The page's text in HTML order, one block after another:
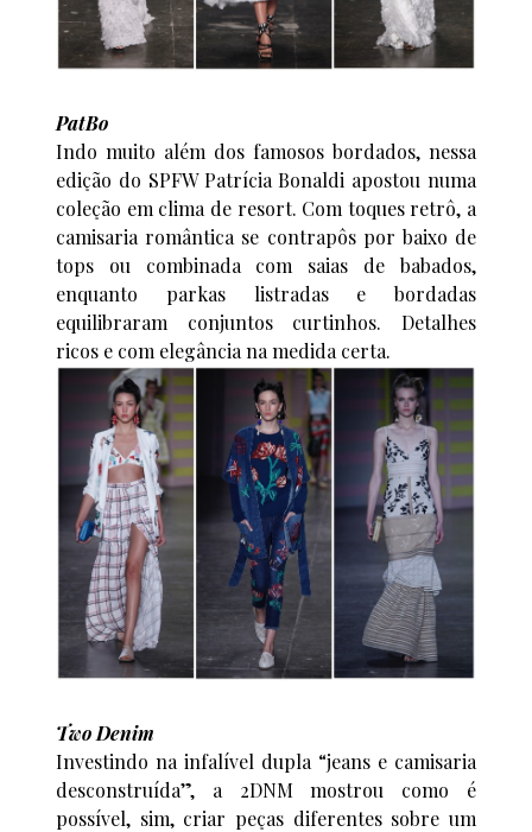
PatBo
Indo muito além dos famosos bordados, nessa
edição do SPFW Patrícia Bonaldi apostou numa
coleção em clima de resort. Com toques retrô, a
camisaria romântica se contrapôs por baixo de
tops ou combinada com saias de babados,
enquanto parkas listradas e bordadas
equilibraram conjuntos curtinhos. Detalhes
ricos e com elegância na medida certa.
Two Denim
Investindo na infalível dupla “jeans e camisaria
desconstruída”, a 2DNM mostrou como é
possível, sim, criar peças diferentes sobre um